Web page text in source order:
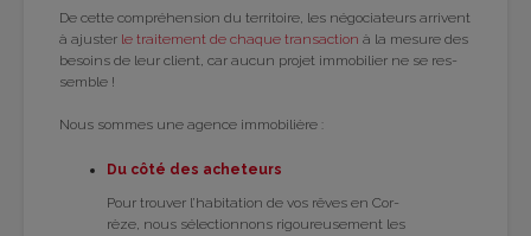
De cette com­pré­hen­sion du ter­ri­toire, les négo­cia­teurs arrivent
à ajus­ter le trai­te­ment de chaque tran­sac­tion à la mesure des
besoins de leur client, car aucun pro­jet immo­bi­lier ne se res­
semble !
Nous sommes une agence immo­bi­lière :
Du côté des ache­teurs
Pour trou­ver l’ha­bi­ta­tion de vos rêves en Cor­
rèze, nous sélec­tion­nons rigou­reu­se­ment les